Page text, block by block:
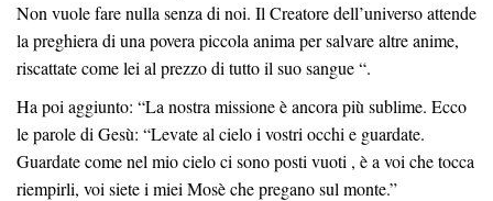
Non vuole fare nulla senza di noi. Il Creatore dell’universo attende
la preghiera di una povera piccola anima per salvare altre anime,
riscattate come lei al prezzo di tutto il suo sangue “.
Ha poi aggiunto: “La nostra missione è ancora più sublime. Ecco
le parole di Gesù: “Levate al cielo i vostri occhi e guardate.
Guardate come nel mio cielo ci sono posti vuoti , è a voi che tocca
riempirli, voi siete i miei Mosè che pregano sul monte.”